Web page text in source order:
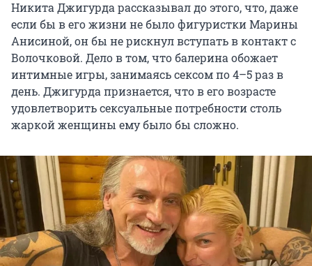
Никита Джигурда рассказывал до этого, что, даже
если бы в его жизни не было фигуристки Марины
Анисиной, он бы не рискнул вступать в контакт с
Волочковой. Дело в том, что балерина обожает
интимные игры, занимаясь сексом по 4–5 раз в
день. Джигурда признается, что в его возрасте
удовлетворить сексуальные потребности столь
жаркой женщины ему было бы сложно.